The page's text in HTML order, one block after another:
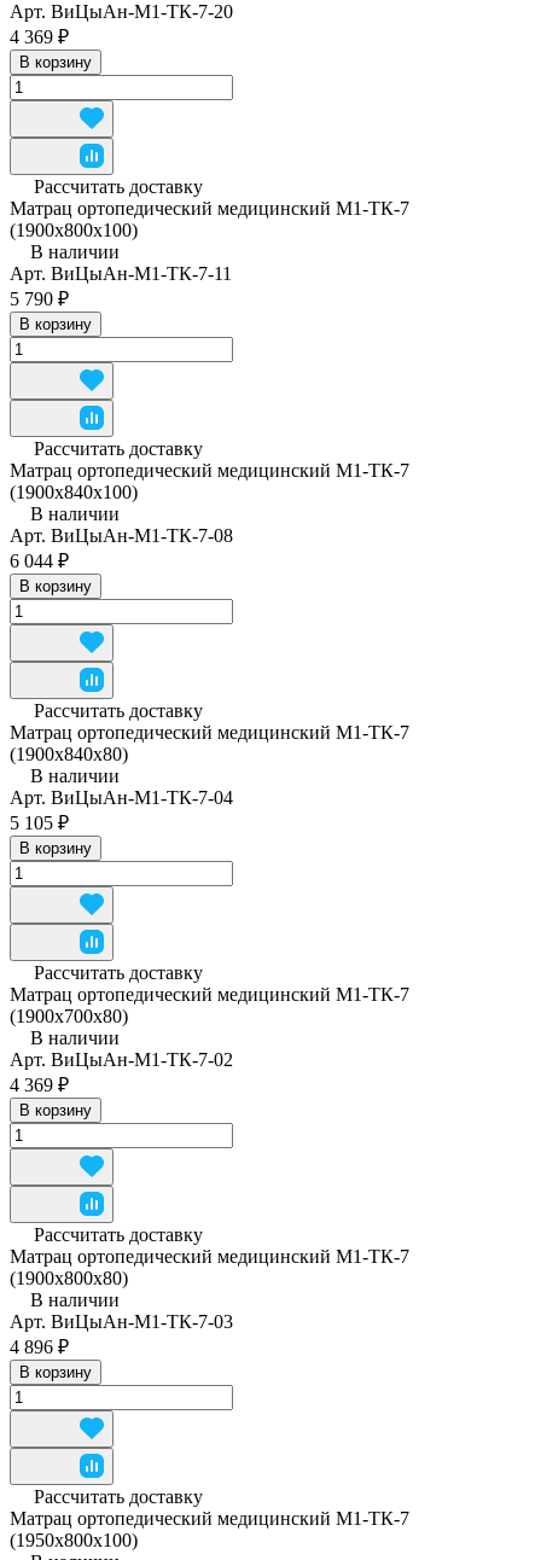
Арт. ВиЦыАн-М1-ТК-7-20
4 369 ₽
В корзину
Рассчитать доставку
Матрац ортопедический медицинский М1-ТК-7
(1900x800x100)
В наличии
Арт. ВиЦыАн-М1-ТК-7-11
5 790 ₽
В корзину
Рассчитать доставку
Матрац ортопедический медицинский М1-ТК-7
(1900x840x100)
В наличии
Арт. ВиЦыАн-М1-ТК-7-08
6 044 ₽
В корзину
Рассчитать доставку
Матрац ортопедический медицинский М1-ТК-7
(1900x840x80)
В наличии
Арт. ВиЦыАн-М1-ТК-7-04
5 105 ₽
В корзину
Рассчитать доставку
Матрац ортопедический медицинский М1-ТК-7
(1900х700х80)
В наличии
Арт. ВиЦыАн-М1-ТК-7-02
4 369 ₽
В корзину
Рассчитать доставку
Матрац ортопедический медицинский М1-ТК-7
(1900х800х80)
В наличии
Арт. ВиЦыАн-М1-ТК-7-03
4 896 ₽
В корзину
Рассчитать доставку
Матрац ортопедический медицинский М1-ТК-7
(1950x800x100)